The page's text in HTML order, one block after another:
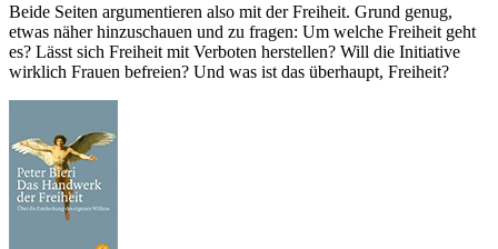
Beide Seiten argumentieren also mit der Freiheit. Grund genug,
etwas näher hinzuschauen und zu fragen: Um welche Freiheit geht
es? Lässt sich Freiheit mit Verboten herstellen? Will die Initiative
wirklich Frauen befreien? Und was ist das überhaupt, Freiheit?